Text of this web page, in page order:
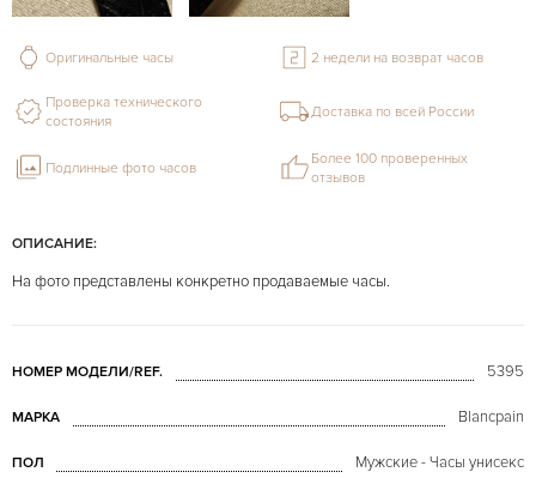
ОПИСАНИЕ:
На фото представлены конкретно продаваемые часы.
НОМЕР МОДЕЛИ/REF. 5395
МАРКА Blancpain
ПОЛ Мужские - Часы унисекс
Оригинальные часы 2 недели на возврат часов
Проверка технического
состояния
Доставка по всей России
Подлинные фото часов
Более 100 проверенных
отзывов